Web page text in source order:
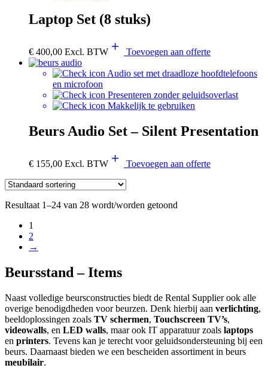
Laptop Set (8 stuks)
€ 400,00 Excl. BTW Toevoegen aan offerte
Audio set met draadloze hoofdtelefoons
en microfoon
Presenteren zonder geluidsoverlast
Makkelijk te gebruiken
Beurs Audio Set – Silent Presentation
€ 155,00 Excl. BTW Toevoegen aan offerte
Resultaat 1–24 van 28 wordt/worden getoond
1
2
→
Beursstand – Items
Naast volledige beursconstructies biedt de Rental Supplier ook alle
overige benodigdheden voor beurzen. Denk hierbij aan verlichting,
beeldoplossingen zoals TV schermen, Touchscreen TV’s,
videowalls, en LED walls, maar ook IT apparatuur zoals laptops
en printers. Tevens kan je terecht voor geluidsondersteuning bij een
beurs. Daarnaast bieden we een bescheiden assortiment in beurs
meubilair.